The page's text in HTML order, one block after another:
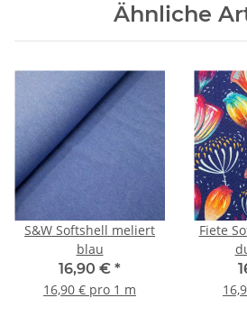
Ähnliche
S&W Softshell meliert
blau
16,90 € *
16,90 € pro 1 m
Fiete